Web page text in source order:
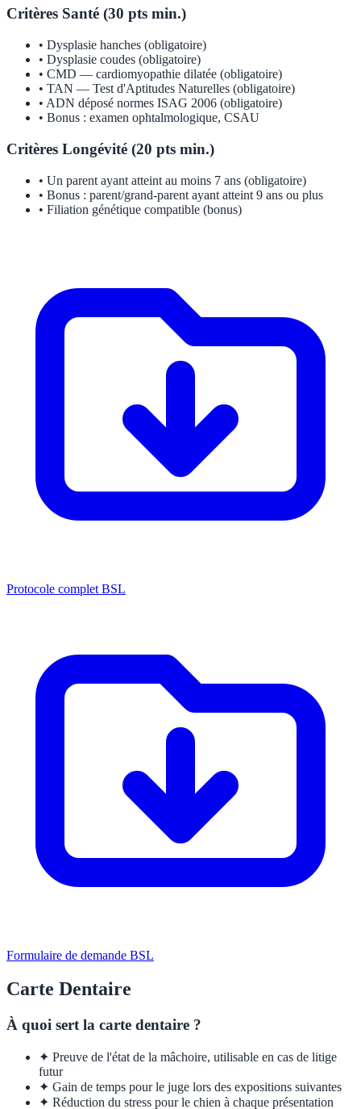
Critères Santé (30 pts min.)
• Dysplasie hanches (obligatoire)
• Dysplasie coudes (obligatoire)
• CMD — cardiomyopathie dilatée (obligatoire)
• TAN — Test d'Aptitudes Naturelles (obligatoire)
• ADN déposé normes ISAG 2006 (obligatoire)
• Bonus : examen ophtalmologique, CSAU
Critères Longévité (20 pts min.)
• Un parent ayant atteint au moins 7 ans (obligatoire)
• Bonus : parent/grand-parent ayant atteint 9 ans ou plus
• Filiation génétique compatible (bonus)
Protocole complet BSL
Formulaire de demande BSL
Carte Dentaire
À quoi sert la carte dentaire ?
✦ Preuve de l'état de la mâchoire, utilisable en cas de litige
futur
✦ Gain de temps pour le juge lors des expositions suivantes
✦ Réduction du stress pour le chien à chaque présentation